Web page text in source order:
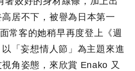
居不下，被譽為日本第一
常客的她稍早再度登上《週
「妄想情人節」為主題來進
角姿態，來欣賞 Enako 又